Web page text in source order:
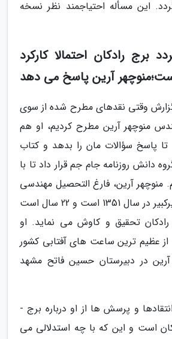
این مسأله احتیاجمند نظر نسخه
برج رادکان احتمالا کارکرد
آرین پاسخ می دهد
وقتی نقدهای مطرح شده از سوی
منوچهر آرین مطرح کردیم، او هم
پاسخ سؤالات مان را بدهد و کتاب
دانش روزنامه جام جم قرار داد تا با
منوچهر آرین، فارغ التحصیل مهندسی
عمران از دانشگاه امیرکبیر در سال 1351 است و 22 سال است
تحقیق و کاوش می نماید. او
عظیم ترین ساعت های آفتابی کشور
در دبیرستان حسین فاتح مشهد
و پرسش ها از او درباره برج -
است و این که با چه استدلالی می